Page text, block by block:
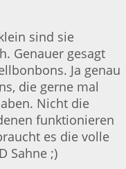
sind sie
Genauer gesagt
Ja genau
die gerne mal
Nicht die
funktionieren
es die volle
Sahne ;)